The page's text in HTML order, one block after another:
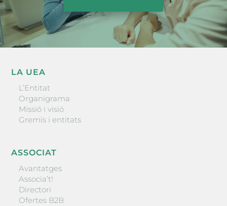
LA UEA
L’Entitat
Organigrama
Missió i visió
Gremis i entitats
ASSOCIAT
Avantatges
Associa’t!
Directori
Ofertes B2B